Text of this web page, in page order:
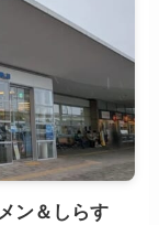
ン＆しらす